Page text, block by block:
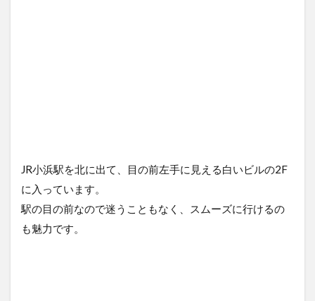
JR小浜駅を北に出て、目の前左手に見える白いビルの2F
に入っています。
駅の目の前なので迷うこともなく、スムーズに行けるの
も魅力です。